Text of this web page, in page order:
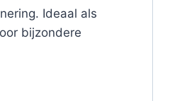
Ideaal als
bijzondere